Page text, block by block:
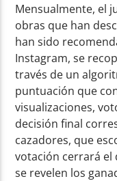
Mensualmente, el
obras que han
han sido
Instagram, se
través de un
puntuación que
visualizaciones,
decisión final
cazadores, que
votación cerrará el
se revelen los